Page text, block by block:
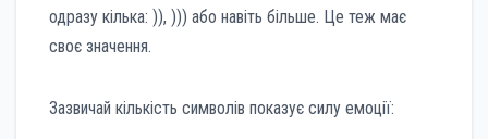
одразу кілька: )), ))) або навіть більше. Це теж має
своє значення.
Зазвичай кількість символів показує силу емоції: